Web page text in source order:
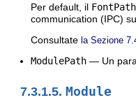
Per default, il FontPath
communication (IPC)
Consultate la Sezione
ModulePath — Un
7.3.1.5. Module